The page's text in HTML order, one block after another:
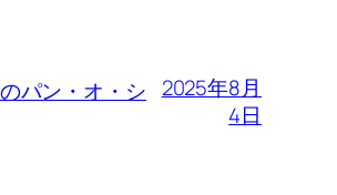
パン・オ・シ
2025年8月
4日